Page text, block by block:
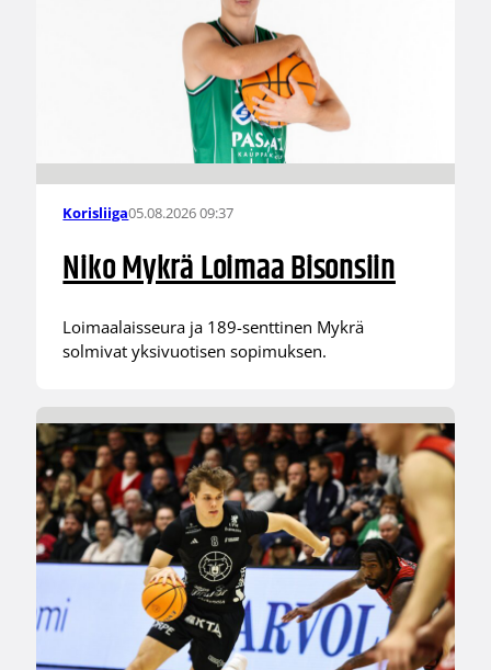
Korisliiga05.08.2026 09:37
Niko Mykrä Loimaa Bisonsiin
Loimaalaisseura ja 189-senttinen Mykrä
solmivat yksivuotisen sopimuksen.